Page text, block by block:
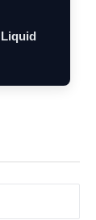
Liquid